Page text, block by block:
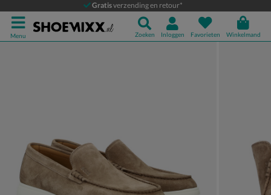
Gratisverzending en retour*
Menu Zoeken Inloggen Favorieten Winkelmand
BOSS Sienne
Mocassins & loafers